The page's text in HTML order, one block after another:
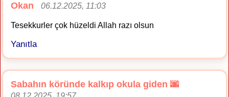
Okan 06.12.2025, 11:03
Tesekkurler çok hüzeldi Allah razı olsun
Yanıtla
Sabahın köründe kalkıp okula giden 🌆